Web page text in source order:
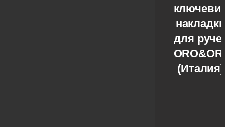
для
(Италия)